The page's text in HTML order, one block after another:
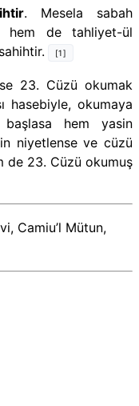
. Mesela sabah
hem de tahliyet-ül
[1]
23. Cüzü okumak
hasebiyle, okumaya
başlasa hem yasin
niyetlense ve cüzü
de 23. Cüzü okumuş
Camiu’l Mütun,